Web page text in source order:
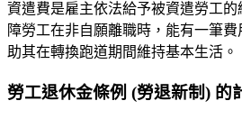
資遣費是雇主依法給予被資遣勞工
障勞工在非自願離職時，能有一筆
助其在轉換跑道期間維持基本生活。
勞工退休金條例 (勞退新制) 的